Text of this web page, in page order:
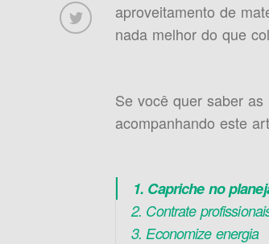
aproveitamento de
nada melhor do que
Se você quer saber as
acompanhando este
1. Capriche no
2. Contrate
3. Economize energia